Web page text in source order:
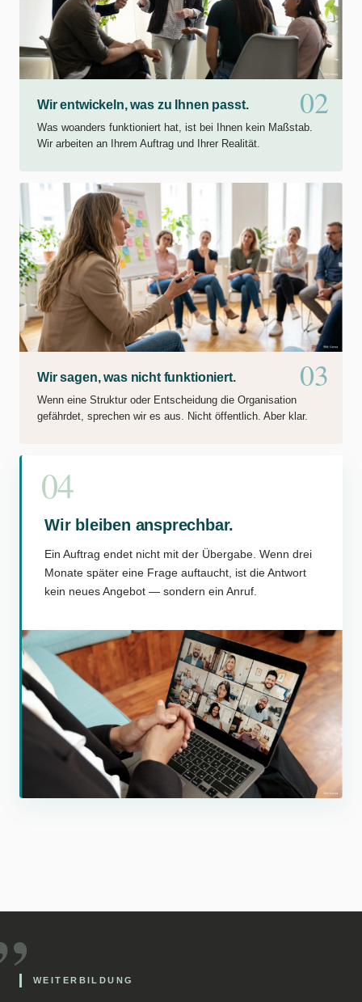
02
Wir entwickeln, was zu Ihnen passt.
Was woanders funktioniert hat, ist bei Ihnen kein Maßstab.
Wir arbeiten an Ihrem Auftrag und Ihrer Realität.
03
Wir sagen, was nicht funktioniert.
Wenn eine Struktur oder Entscheidung die Organisation
gefährdet, sprechen wir es aus. Nicht öffentlich. Aber klar.
04
Wir bleiben ansprechbar.
Ein Auftrag endet nicht mit der Übergabe. Wenn drei
Monate später eine Frage auftaucht, ist die Antwort
kein neues Angebot — sondern ein Anruf.
WEITERBILDUNG